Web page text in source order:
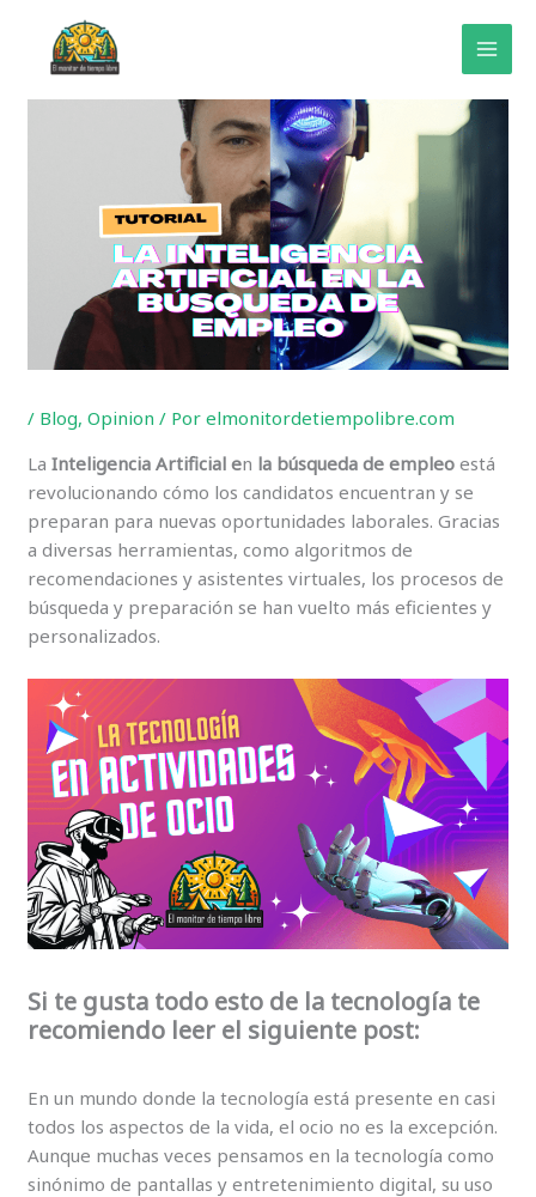
contenido
/ Blog,Opinion / Porelmonitordetiempolibre.com
LaInteligencia Artificial en la búsqueda de empleo está
revolucionando cómo los candidatos encuentran y se
preparan para nuevas oportunidades laborales. Gracias
a diversas herramientas, como algoritmos de
recomendaciones y asistentes virtuales, los procesos de
búsqueda y preparación se han vuelto más eficientes y
personalizados.
Si te gusta todo esto de la tecnología te
recomiendo leer el siguiente post:
En un mundo donde la tecnología está presente en casi
todos los aspectos de la vida, el ocio no es la excepción.
Aunque muchas veces pensamos en la tecnología como
sinónimo de pantallas y entretenimiento digital, su uso